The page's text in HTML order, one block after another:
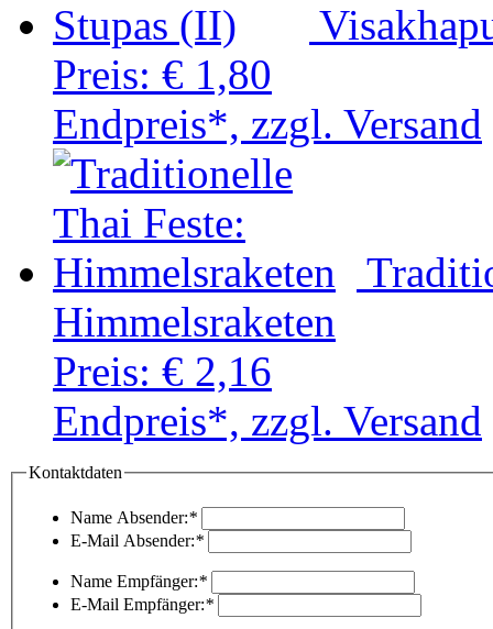
Preis: € 1,80
Endpreis*, zzgl. Versand
Himmelsraketen
Preis: € 2,16
Endpreis*, zzgl. Versand
Kontaktdaten
Name Absender:*
E-Mail Absender:*
Name Empfänger:*
E-Mail Empfänger:*